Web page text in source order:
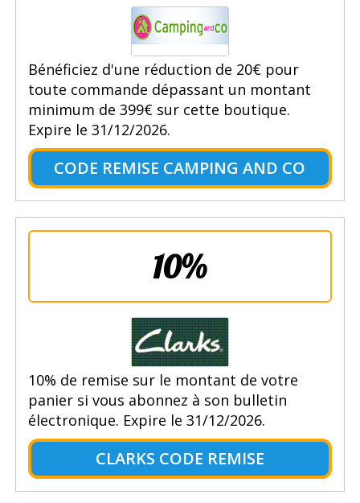
Bénéficiez d'une réduction de 20€ pour
toute commande dépassant un montant
minimum de 399€ sur cette boutique.
Expire le 31/12/2026.
CODE REMISE CAMPING AND CO
10%
10% de remise sur le montant de votre
panier si vous abonnez à son bulletin
électronique. Expire le 31/12/2026.
CLARKS CODE REMISE